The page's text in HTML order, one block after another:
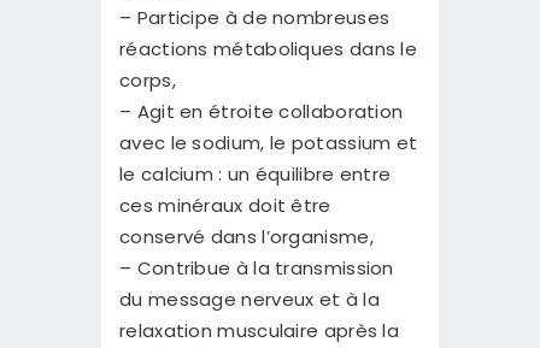
– Participe à de nombreuses
réactions métaboliques dans le
corps,
– Agit en étroite collaboration
avec le sodium, le potassium et
le calcium : un équilibre entre
ces minéraux doit être
conservé dans l’organisme,
– Contribue à la transmission
du message nerveux et à la
relaxation musculaire après la